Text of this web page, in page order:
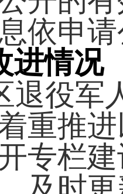
依申
进情况
退役军
重推
专栏